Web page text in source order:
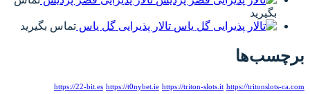
یاستماس بگیرید
https://22-